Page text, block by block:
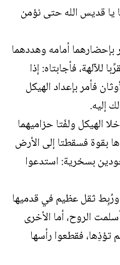
يا قديس الله حتى نؤمن
أمامه وهددهما
للآلهة، فأجابتاه: إذا
فأمر بإعداد الهيكل
إليه.
الهيكل ولفّتا حزاميهما
بقوة فسقطتا إلى الأرض
بسخرية: استدعوا
ثقل عظيم في قدميها
الروح، أما الأخرى
تؤذِها، فقطعوا رأسها